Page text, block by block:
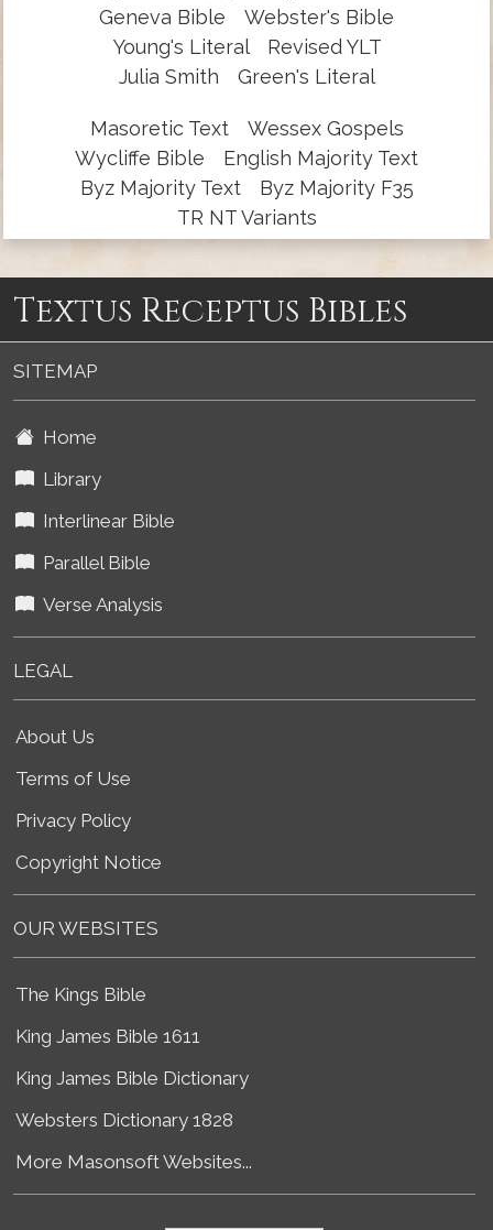
Geneva Bible
Webster's Bible
Young's Literal
Revised YLT
Julia Smith
Green's Literal
Masoretic Text
Wessex Gospels
Wycliffe Bible
English Majority Text
Byz Majority Text
Byz Majority F35
TR NT Variants
Textus Receptus Bibles
SITEMAP
Home
Library
Interlinear Bible
Parallel Bible
Verse Analysis
LEGAL
About Us
Terms of Use
Privacy Policy
Copyright Notice
OUR WEBSITES
The Kings Bible
King James Bible 1611
King James Bible Dictionary
Websters Dictionary 1828
More Masonsoft Websites...